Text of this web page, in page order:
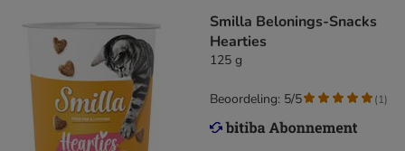
Smilla Belonings-Snacks
Hearties
125 g
Beoordeling: 5/5 (1)